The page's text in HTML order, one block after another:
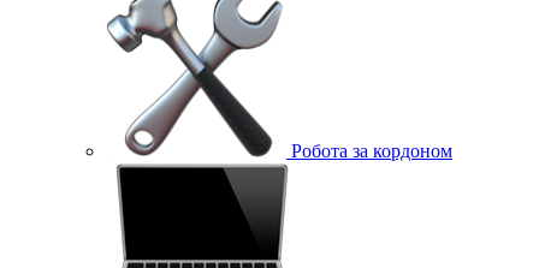
Робота за кордоном